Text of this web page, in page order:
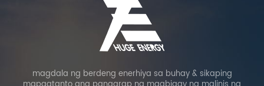
magdala ng berdeng enerhiya sa buhay & sikaping